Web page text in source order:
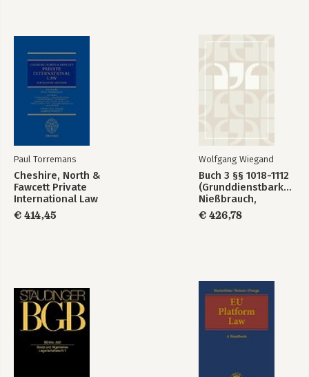
Paul Torremans
Cheshire, North &
Fawcett Private
International Law
€ 414,45
Wolfgang Wiegand
Buch 3 §§ 1018-1112
Nießbrauch,
Vorkaufsrecht,
Reallasten)
€ 426,78